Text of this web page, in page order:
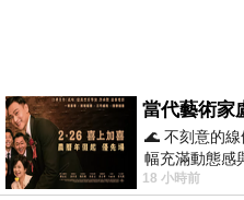
🌊 不刻意的
幅充滿動態感
藍色顏料在白
18 小時前